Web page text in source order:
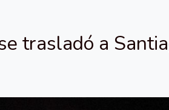
trasladó a